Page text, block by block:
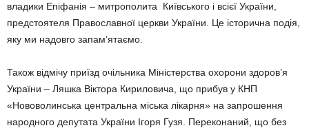
владики Епіфанія – митрополита Київського і всієї України,
предстоятеля Православної церкви України. Це історична подія,
яку ми надовго запам’ятаємо.
Також відмічу приїзд очільника Міністерства охорони здоров’я
України – Ляшка Віктора Кириловича, що прибув у КНП
«Нововолинська центральна міська лікарня» на запрошення
народного депутата України Ігоря Гузя. Переконаний, що без